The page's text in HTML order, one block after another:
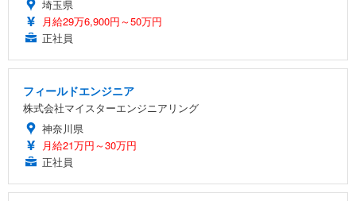
埼玉県
月給29万6,900円～50万円
正社員
フィールドエンジニア
株式会社マイスターエンジニアリング
神奈川県
月給21万円～30万円
正社員